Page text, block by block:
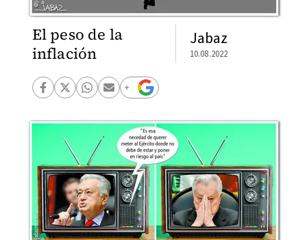
El peso de la
inflación
Jabaz
10.08.2022